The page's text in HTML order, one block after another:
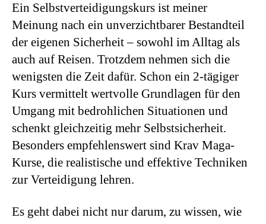
Ein Selbstverteidigungskurs ist meiner
Meinung nach ein unverzichtbarer Bestandteil
der eigenen Sicherheit – sowohl im Alltag als
auch auf Reisen. Trotzdem nehmen sich die
wenigsten die Zeit dafür. Schon ein 2-tägiger
Kurs vermittelt wertvolle Grundlagen für den
Umgang mit bedrohlichen Situationen und
schenkt gleichzeitig mehr Selbstsicherheit.
Besonders empfehlenswert sind Krav Maga-
Kurse, die realistische und effektive Techniken
zur Verteidigung lehren.
Es geht dabei nicht nur darum, zu wissen, wie